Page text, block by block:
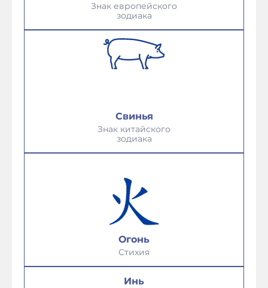
Знак европейского
зодиака
Свинья
Знак китайского
зодиака
Огонь
Стихия
Инь